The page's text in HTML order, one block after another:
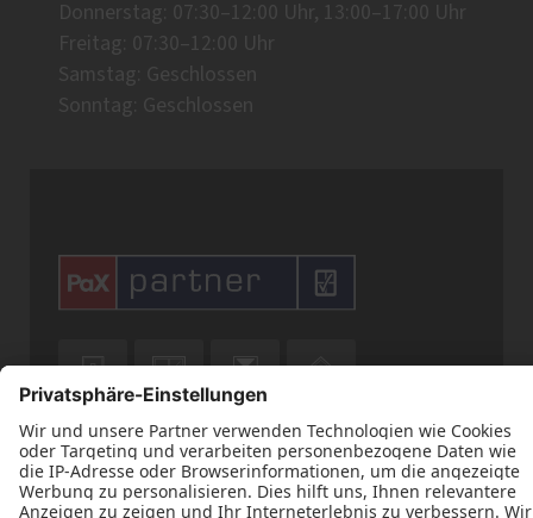
Donnerstag: 07:30–12:00 Uhr, 13:00–17:00 Uhr
Freitag: 07:30–12:00 Uhr
Samstag: Geschlossen
Sonntag: Geschlossen
   
   